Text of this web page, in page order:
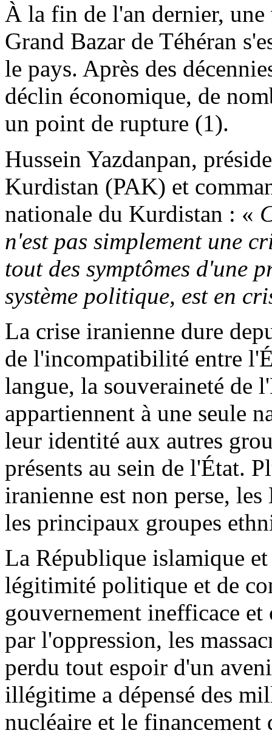
À la fin de l'an dernier,
Grand Bazar de Téhéran
le pays. Après des
déclin économique, de
un point de rupture (1).
Hussein Yazdanpan,
Kurdistan (PAK) et
nationale du Kurdistan : «
n'est pas simplement une
tout des symptômes d'une
système politique, est en
La crise iranienne dure
de l'incompatibilité entre
langue, la souveraineté de
appartiennent à une seule
leur identité aux autres
présents au sein de l'État.
iranienne est non perse,
les principaux groupes
La République islamique
légitimité politique et de
gouvernement inefficace
par l'oppression, les
perdu tout espoir d'un
illégitime a dépensé des
nucléaire et le financement